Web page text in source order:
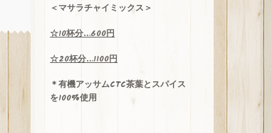
＜マサラチャイミックス＞
☆10杯分…600円
☆20杯分…1100円
＊有機アッサムCTC茶葉とスパイス
を100%使用